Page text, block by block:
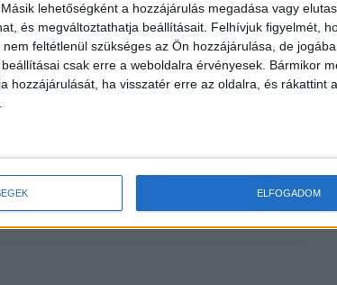
lehetőségként a hozzájárulás megadása vagy
és megváltoztathatja beállításait. Felhívjuk figyelmét,
feltétlenül szükséges az Ön hozzájárulása, de
csak erre a weboldalra érvényesek. Bármikor
hozzájárulását, ha visszatér erre az oldalra, és rákattint
ELFOGADOM
Horvát sales house-ban szerzett